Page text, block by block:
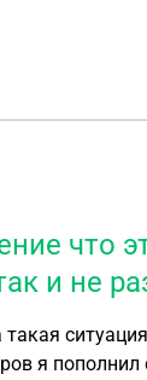
что
и не
я